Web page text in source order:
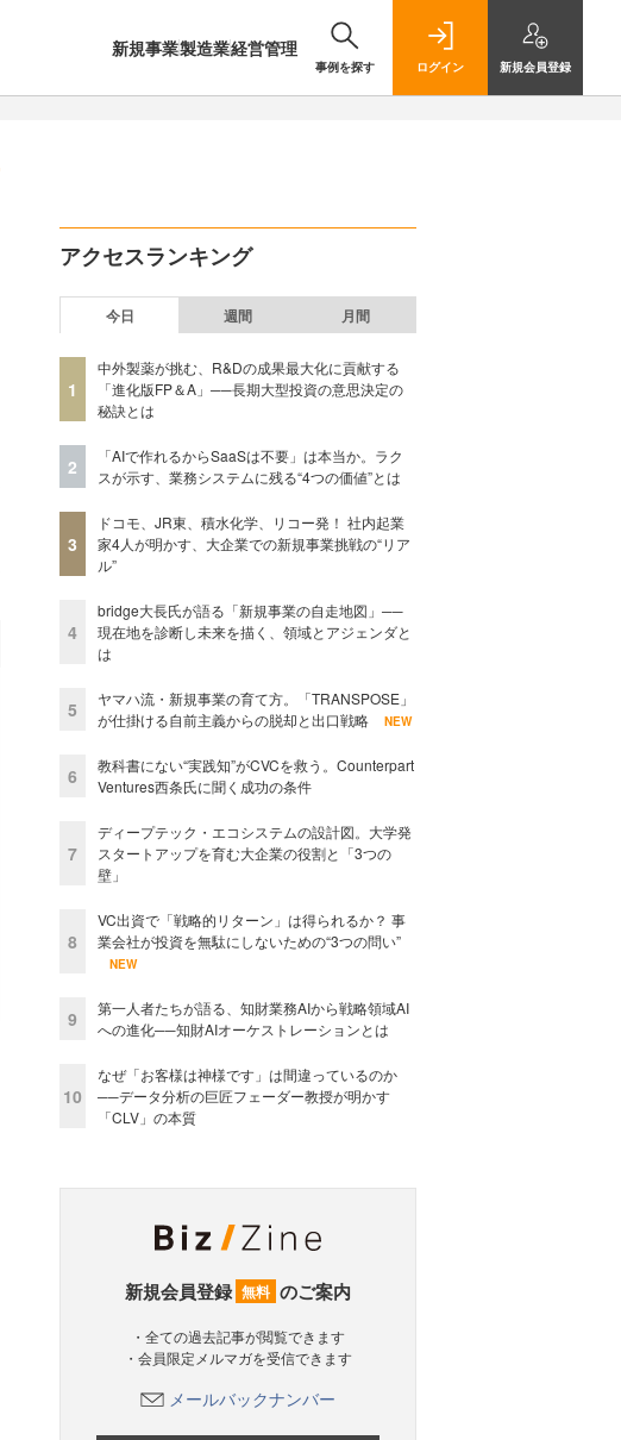
新規事業製造業経営管理
事例を探す ログイン 新規会員登録
アクセスランキング
今日 週間 月間
1
中外製薬が挑む、R&Dの成果最大化に貢献する
「進化版FP＆A」──長期大型投資の意思決定の
秘訣とは
2
「AIで作れるからSaaSは不要」は本当か。ラク
スが示す、業務システムに残る“4つの価値”とは
3
ドコモ、JR東、積水化学、リコー発！ 社内起業
家4人が明かす、大企業での新規事業挑戦の“リア
ル”
4
bridge大長氏が語る「新規事業の自走地図」──
現在地を診断し未来を描く、領域とアジェンダと
は
5
ヤマハ流・新規事業の育て方。「TRANSPOSE」
が仕掛ける自前主義からの脱却と出口戦略
NEW
6
教科書にない“実践知”がCVCを救う。Counterpart
Ventures西条氏に聞く成功の条件
7
ディープテック・エコシステムの設計図。大学発
スタートアップを育む大企業の役割と「3つの
壁」
8
VC出資で「戦略的リターン」は得られるか？ 事
業会社が投資を無駄にしないための“3つの問い”
NEW
9
第一人者たちが語る、知財業務AIから戦略領域AI
への進化──知財AIオーケストレーションとは
10
なぜ「お客様は神様です」は間違っているのか
──データ分析の巨匠フェーダー教授が明かす
「CLV」の本質
新規会員登録 無料 のご案内
・全ての過去記事が閲覧できます
・会員限定メルマガを受信できます
メールバックナンバー